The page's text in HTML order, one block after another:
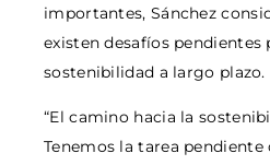
importantes, Sánchez
existen desafíos pendientes
sostenibilidad a largo plazo.
“El camino hacia la
Tenemos la tarea